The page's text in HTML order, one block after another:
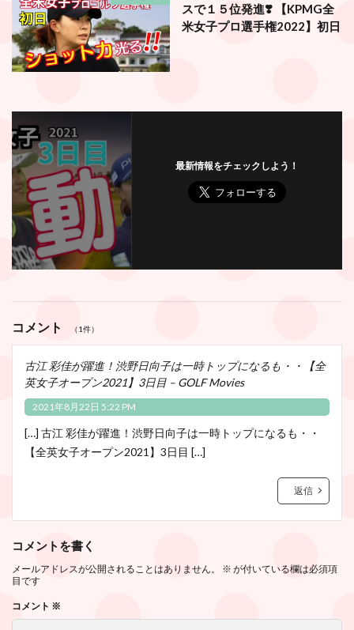
スで１５位発進❣️ 【KPMG全
米女子プロ選手権2022】初日
最新情報をチェックしよう！
コメント （1件）
古江 彩佳が躍進！渋野日向子は一時トップになるも・・【全
英女子オープン2021】3日目 – GOLF Movies
2021年8月22日 5:22 PM
[…] 古江 彩佳が躍進！渋野日向子は一時トップになるも・・
【全英女子オープン2021】3日目 […]
返信
コメントを書く
メールアドレスが公開されることはありません。 ※ が付いている欄は必須項
目です
コメント ※